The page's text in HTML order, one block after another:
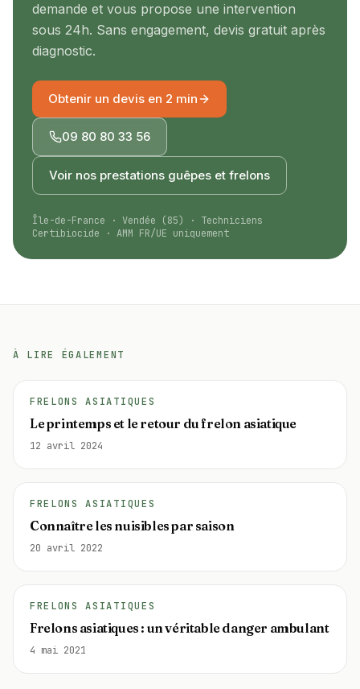
demande et vous propose une intervention
sous 24h. Sans engagement, devis gratuit après
diagnostic.
Obtenir un devis en 2 min
09 80 80 33 56
Voir nos prestations guêpes et frelons
Île-de-France · Vendée (85) · Techniciens
Certibiocide · AMM FR/UE uniquement
À LIRE ÉGALEMENT
FRELONS ASIATIQUES
Le printemps et le retour du frelon asiatique
12 avril 2024
FRELONS ASIATIQUES
Connaître les nuisibles par saison
20 avril 2022
FRELONS ASIATIQUES
Frelons asiatiques : un véritable danger ambulant
4 mai 2021